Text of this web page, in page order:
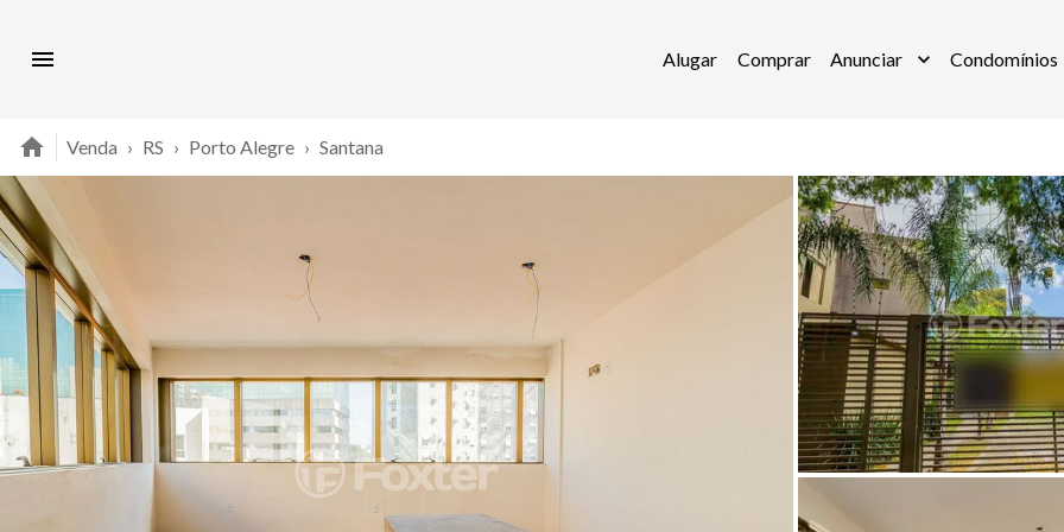
Alugar Comprar Anunciar Condomínios
Venda › RS › Porto Alegre › Santana